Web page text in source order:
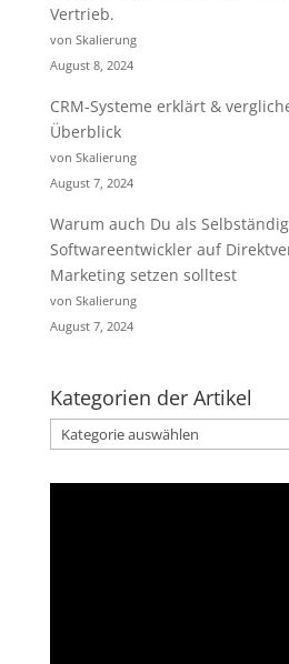
Vertrieb.
von Skalierung
August 8, 2024
CRM-Systeme erklärt &
Überblick
von Skalierung
August 7, 2024
Warum auch Du als
Softwareentwickler auf
Marketing setzen solltest
von Skalierung
August 7, 2024
Kategorien der Artikel
Kategorien
der
Artikel